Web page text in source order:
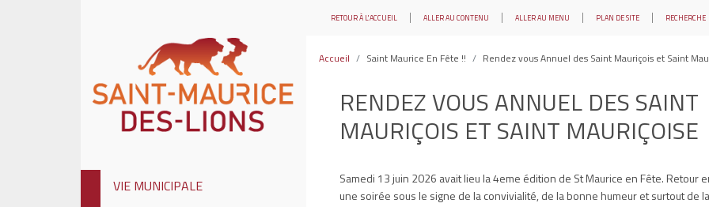
RETOUR À L'ACCUEIL ALLER AU CONTENU ALLER AU MENU PLAN DE SITE RECHERCHE
VIE MUNICIPALE
Accueil Saint Maurice En Fête !! Rendez vous Annuel des Saint Mauriçois et Saint
RENDEZ VOUS ANNUEL DES SAINT
MAURIÇOIS ET SAINT MAURIÇOISE
Samedi 13 juin 2026 avait lieu la 4eme édition de St Maurice en Fête. Retour
une soirée sous le signe de la convivialité, de la bonne humeur et surtout de